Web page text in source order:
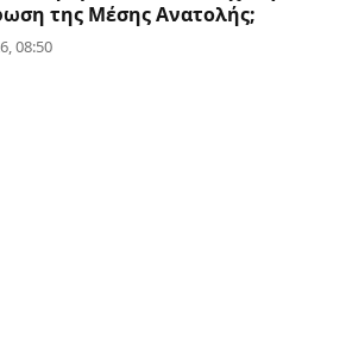
της Μέσης Ανατολής;
08:50